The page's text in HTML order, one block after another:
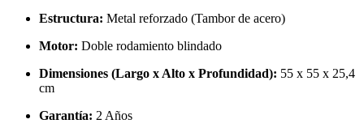
Estructura: Metal reforzado (Tambor de acero)
Motor: Doble rodamiento blindado
Dimensiones (Largo x Alto x Profundidad): 55 x 55 x 25,4
cm
Garantía: 2 Años